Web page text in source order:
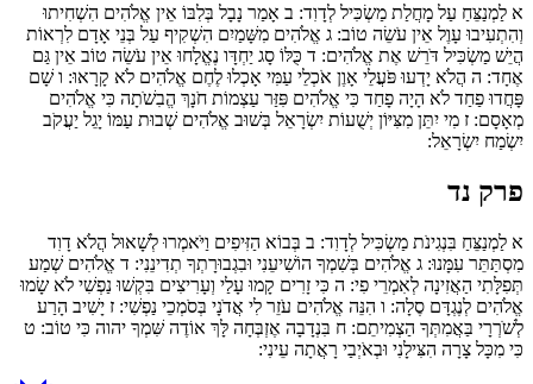
א לַמְנַצֵּחַ עַל מָחֲלַת מַשְׂכִּיל לְדָוִד: ב אָמַר נָבָל בְּלִבּוֹ אֵין אֱלֹהִים הִשְׁחִיתוּ
וְהִתְעִיבוּ עָוֶל אֵין עֹשֵׂה טוֹב: ג אֱלֹהִים מִשָּׁמַיִם הִשְׁקִיף עַל בְּנֵי אָדָם לִרְאוֹת
הֲיֵשׁ מַשְׂכִּיל דֹּרֵשׁ אֶת אֱלֹהִים: ד כֻּלּוֹ סָג יַחְדָּו נֶאֱלָחוּ אֵין עֹשֵׂה טוֹב אֵין גַּם
אֶחָד: ה הֲלֹא יָדְעוּ פֹּעֲלֵי אָוֶן אֹכְלֵי עַמִּי אָכְלוּ לֶחֶם אֱלֹהִים לֹא קָרָאוּ: ו שָׁם
פָּחֲדוּ פַחַד לֹא הָיָה פָחַד כִּי אֱלֹהִים פִּזַּר עַצְמוֹת חֹנָךְ הֱבִשֹׁתָה כִּי אֱלֹהִים
מְאָסָם: ז מִי יִתֵּן מִצִּיּוֹן יְשֻׁעוֹת יִשְׂרָאֵל בְּשׁוּב אֱלֹהִים שְׁבוּת עַמּוֹ יָגֵל יַעֲקֹב
יִשְׂמַח יִשְׂרָאֵל:
פרק נד
א לַמְנַצֵּחַ בִּנְגִינֹת מַשְׂכִּיל לְדָוִד: ב בְּבוֹא הַזִּיפִים וַיֹּאמְרוּ לְשָׁאוּל הֲלֹא דָוִד
מִסְתַּתֵּר עִמָּנוּ: ג אֱלֹהִים בְּשִׁמְךָ הוֹשִׁיעֵנִי וּבִגְבוּרָתְךָ תְדִינֵנִי: ד אֱלֹהִים שְׁמַע
תְּפִלָּתִי הַאֲזִינָה לְאִמְרֵי פִי: ה כִּי זָרִים קָמוּ עָלַי וְעָרִיצִים בִּקְשׁוּ נַפְשִׁי לֹא שָׂמוּ
אֱלֹהִים לְנֶגְדָּם סֶלָה: ו הִנֵּה אֱלֹהִים עֹזֵר לִי אֲדֹנָי בְּסֹמְכֵי נַפְשִׁי: ז יָשִׁיב הָרַע
לְשֹׁרְרָי בַּאֲמִתְּךָ הַצְמִיתֵם: ח בִּנְדָבָה אֶזְבְּחָה לָּךְ אוֹדֶה שִּׁמְךָ יהוה כִּי טוֹב: ט
כִּי מִכָּל צָרָה הִצִּילָנִי וּבְאֹיְבַי רָאֲתָה עֵינִי: